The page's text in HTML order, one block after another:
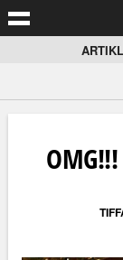
OMG!!!